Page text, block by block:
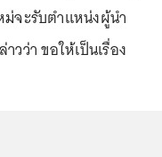
จะรับตำแหน่งผู้นำ
ว่า ขอให้เป็นเรื่อง